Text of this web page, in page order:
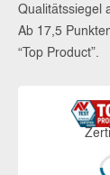
Qualitätssiegel
Ab 17,5
“Top Product”.